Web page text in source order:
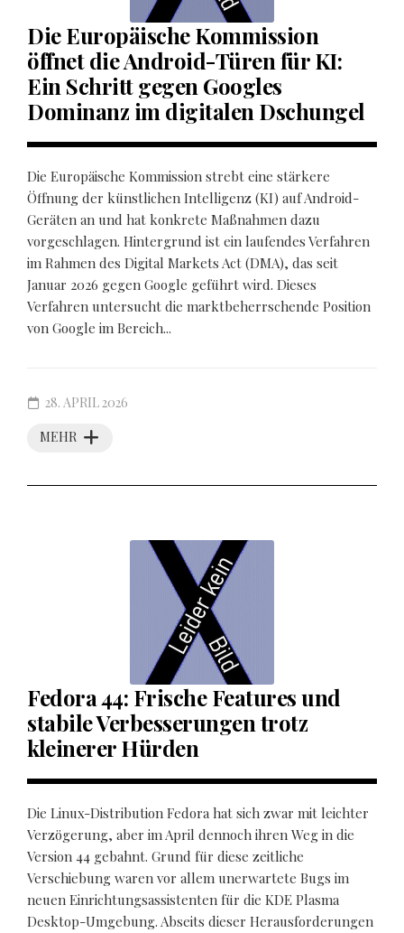
Die Europäische Kommission
öffnet die Android-Türen für KI:
Ein Schritt gegen Googles
Dominanz im digitalen Dschungel
Die Europäische Kommission strebt eine stärkere
Öffnung der künstlichen Intelligenz (KI) auf Android-
Geräten an und hat konkrete Maßnahmen dazu
vorgeschlagen. Hintergrund ist ein laufendes Verfahren
im Rahmen des Digital Markets Act (DMA), das seit
Januar 2026 gegen Google geführt wird. Dieses
Verfahren untersucht die marktbeherrschende Position
von Google im Bereich...
MEHR
28. APRIL 2026
Fedora 44: Frische Features und
stabile Verbesserungen trotz
kleinerer Hürden
Die Linux-Distribution Fedora hat sich zwar mit leichter
Verzögerung, aber im April dennoch ihren Weg in die
Version 44 gebahnt. Grund für diese zeitliche
Verschiebung waren vor allem unerwartete Bugs im
neuen Einrichtungsassistenten für die KDE Plasma
Desktop-Umgebung. Abseits dieser Herausforderungen